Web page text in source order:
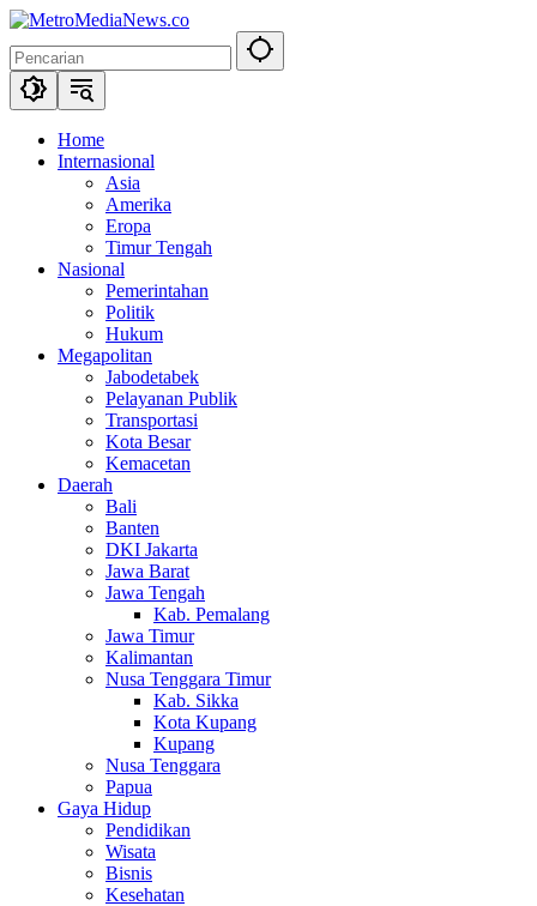
Langsung
konten
Home
Internasional
Asia
Amerika
Eropa
Timur Tengah
Nasional
Pemerintahan
Politik
Hukum
Megapolitan
Jabodetabek
Pelayanan Publik
Transportasi
Kota Besar
Kemacetan
Daerah
Bali
Banten
DKI Jakarta
Jawa Barat
Jawa Tengah
Kab. Pemalang
Jawa Timur
Kalimantan
Nusa Tenggara Timur
Kab. Sikka
Kota Kupang
Kupang
Nusa Tenggara
Papua
Gaya Hidup
Pendidikan
Wisata
Bisnis
Kesehatan